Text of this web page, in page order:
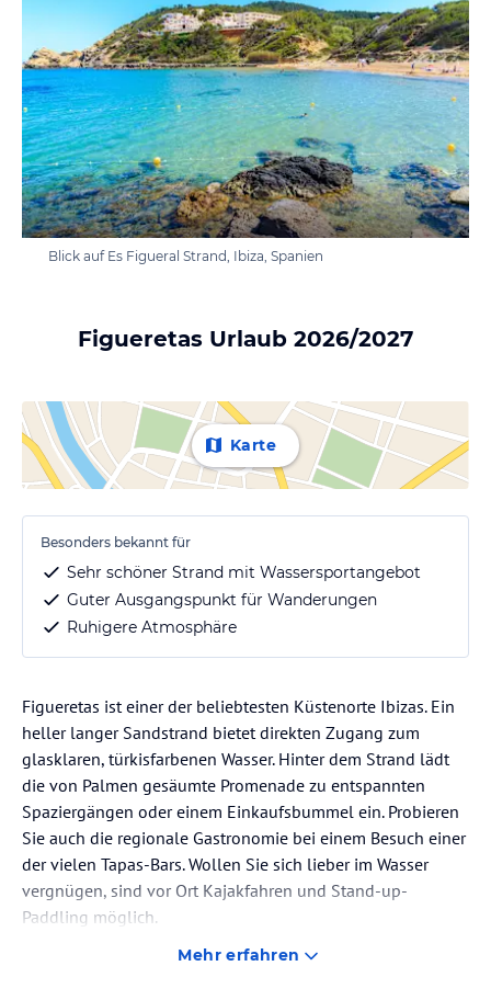
Blick auf Es Figueral Strand, Ibiza, Spanien
Figueretas Urlaub 2026/2027
Besonders bekannt für
Sehr schöner Strand mit Wassersportangebot
Guter Ausgangspunkt für Wanderungen
Ruhigere Atmosphäre
Karte
Figueretas ist einer der beliebtesten Küstenorte Ibizas. Ein
heller langer Sandstrand bietet direkten Zugang zum
glasklaren, türkisfarbenen Wasser. Hinter dem Strand lädt
die von Palmen gesäumte Promenade zu entspannten
Spaziergängen oder einem Einkaufsbummel ein. Probieren
Sie auch die regionale Gastronomie bei einem Besuch einer
der vielen Tapas-Bars. Wollen Sie sich lieber im Wasser
vergnügen, sind vor Ort Kajakfahren und Stand-up-
Paddling möglich.
Mehr erfahren